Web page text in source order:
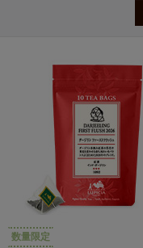
数量限定